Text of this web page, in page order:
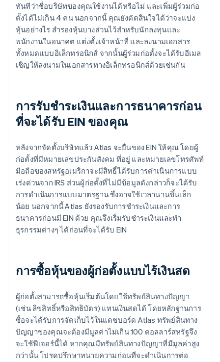
ทันทีว่าชื่อบริษัทของคุณใช้งานได้หรือไม่ และเพิ่มผู้ร่วมก่อ
ตั้งได้ไม่เกิน 4 คน นอกจากนี้ คุณยังตัดสินใจได้ว่าจะแบ่ง
หุ้นอย่างไร สำรองหุ้นบางส่วนไว้สำหรับนักลงทุนและ
พนักงานในอนาคต แต่งตั้งเจ้าหน้าที่ และลงนามเอกสาร
ทั้งหมดแบบอิเล็กทรอนิกส์ จากนั้นผู้ร่วมก่อตั้งจะได้รับอีเมล
เชิญให้ลงนามในเอกสารทางอิเล็กทรอนิกส์ด้วยเช่นกัน
การรับชำระเงินและการธนาคารก่อน
ที่จะได้รับ EIN ของคุณ
หลังจากจัดตั้งบริษัทแล้ว Atlas จะยื่นของ EIN ให้คุณ โดยผู้
ก่อตั้งที่มีหมายเลขประกันสังคม ที่อยู่ และหมายเลขโทรศัพท์
มือถือของสหรัฐอเมริกาจะมีสิทธิ์ได้รับการดำเนินการแบบ
เร่งด่วนจาก IRS ส่วนผู้ก่อตั้งที่ไม่มีข้อมูลดังกล่าวก็จะได้รับ
การดำเนินการแบบมาตรฐาน ซึ่งอาจใช้เวลานานขึ้นเล็ก
น้อย นอกจากนี้ Atlas ยังรองรับการชำระเงินและการ
ธนาคารก่อนมี EIN ด้วย คุณจึงเริ่มรับชำระเงินและทำ
ธุรกรรมต่างๆ ได้ก่อนที่จะได้รับ EIN
การซื้อหุ้นของผู้ก่อตั้งแบบไร้เงินสด
ผู้ก่อตั้งสามารถซื้อหุ้นเริ่มต้นโดยใช้ทรัพย์สินทางปัญญา
(เช่น ลิขสิทธิ์หรือสิทธิบัตร) แทนเงินสดได้ โดยหลักฐานการ
ซื้อจะได้รับการจัดเก็บไว้ในแดชบอร์ด Atlas ทรัพย์สินทาง
ปัญญาของคุณจะต้องมีมูลค่าไม่เกิน 100 ดอลลาร์สหรัฐจึง
จะใช้ฟีเจอร์นี้ได้ หากคุณมีทรัพย์สินทางปัญญาที่มีมูลค่าสูง
กว่านั้น โปรดปรึกษาทนายความก่อนที่จะดำเนินการต่อ